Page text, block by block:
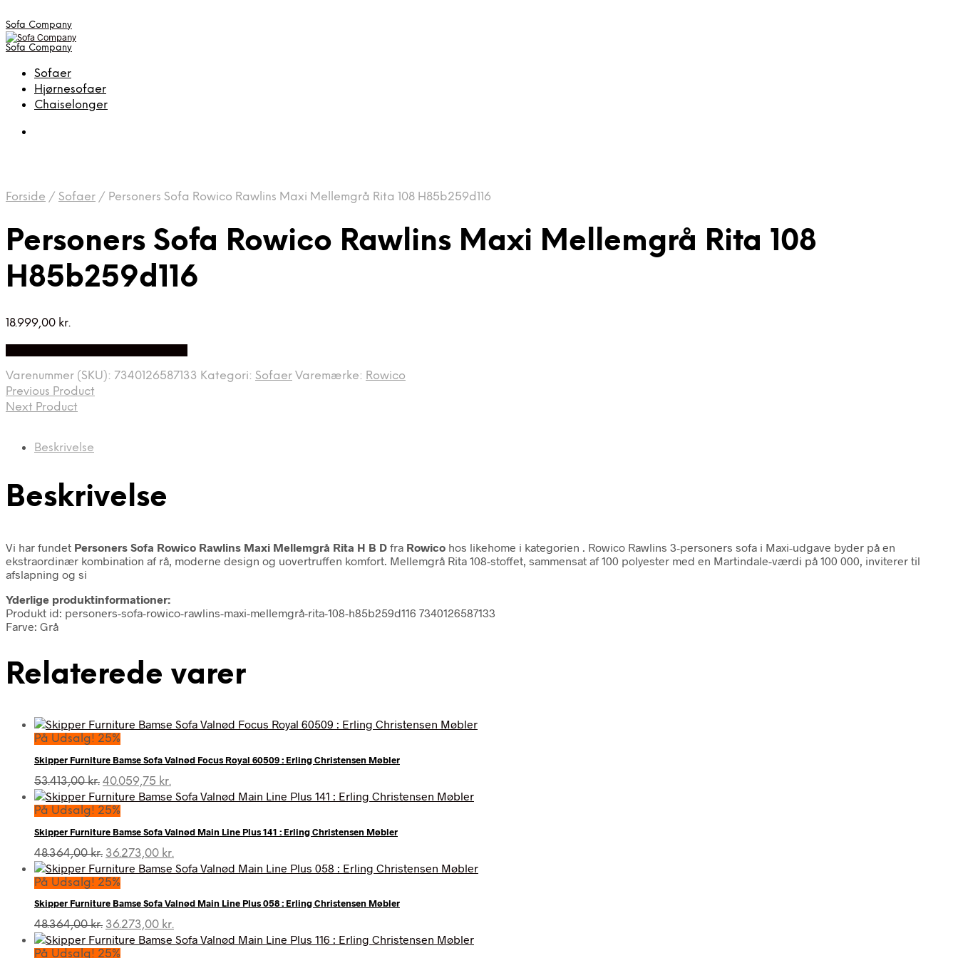
Sofa Company
Sofa Company
Sofaer
Hjørnesofaer
Chaiselonger
Forside / Sofaer / Personers Sofa Rowico Rawlins Maxi Mellemgrå Rita 108 H85b259d116
Personers Sofa Rowico Rawlins Maxi Mellemgrå Rita 108
H85b259d116
18.999,00 kr.
Varenummer (SKU): 7340126587133 Kategori: Sofaer Varemærke: Rowico
Previous Product
Next Product
Beskrivelse
Beskrivelse
Vi har fundet Personers Sofa Rowico Rawlins Maxi Mellemgrå Rita H B D fra Rowico hos likehome i kategorien
. Rowico Rawlins 3-personers sofa i Maxi-udgave byder på en
ekstraordinær kombination af rå, moderne design og uovertruffen komfort. Mellemgrå Rita 108-stoffet, sammensat af 100 polyester med en Martindale-værdi på 100 000, inviterer til
afslapning og si
Yderlige produktinformationer:
Produkt id: personers-sofa-rowico-rawlins-maxi-mellemgrå-rita-108-h85b259d116 7340126587133
Farve: Grå
Relaterede varer
På Udsalg! 25%
Skipper Furniture Bamse Sofa Valnød Focus Royal 60509 : Erling Christensen Møbler
53.413,00kr. Den
oprindelige
pris
53.413,00 kr..
40.059,75 kr.
aktuelle
40.059,75 kr..
På Udsalg! 25%
Skipper Furniture Bamse Sofa Valnød Main Line Plus 141 : Erling Christensen Møbler
48.364,00kr. Den
oprindelige
pris
48.364,00 kr..
36.273,00 kr.
aktuelle
36.273,00 kr..
På Udsalg! 25%
Skipper Furniture Bamse Sofa Valnød Main Line Plus 058 : Erling Christensen Møbler
48.364,00kr. Den
oprindelige
pris
36.273,00 kr.
aktuelle
På Udsalg! 25%